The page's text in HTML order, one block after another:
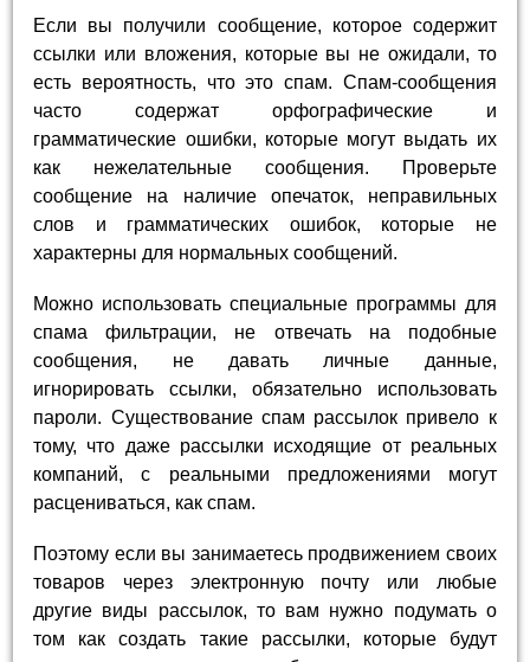
Если вы получили сообщение, которое содержит
ссылки или вложения, которые вы не ожидали, то
есть вероятность, что это спам. Спам-сообщения
часто содержат орфографические и
грамматические ошибки, которые могут выдать их
как нежелательные сообщения. Проверьте
сообщение на наличие опечаток, неправильных
слов и грамматических ошибок, которые не
характерны для нормальных сообщений.
Можно использовать специальные программы для
спама фильтрации, не отвечать на подобные
сообщения, не давать личные данные,
игнорировать ссылки, обязательно использовать
пароли. Существование спам рассылок привело к
тому, что даже рассылки исходящие от реальных
компаний, с реальными предложениями могут
расцениваться, как спам.
Поэтому если вы занимаетесь продвижением своих
товаров через электронную почту или любые
другие виды рассылок, то вам нужно подумать о
том как создать такие рассылки, которые будут